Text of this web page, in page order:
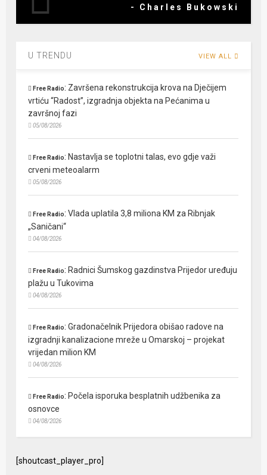
- Charles Bukowski
U TRENDU VIEW ALL
Free Radio: Završena rekonstrukcija krova na Dječijem
vrtiću “Radost”, izgradnja objekta na Pećanima u
završnoj fazi
05/08/2026
Free Radio: Nastavlja se toplotni talas, evo gdje važi
crveni meteoalarm
05/08/2026
Free Radio:Vlada uplatila 3,8 miliona KM za Ribnjak
„Saničani“
04/08/2026
Free Radio: Radnici Šumskog gazdinstva Prijedor uređuju
plažu u Tukovima
04/08/2026
Free Radio:Gradonačelnik Prijedora obišao radove na
izgradnji kanalizacione mreže u Omarskoj – projekat
vrijedan milion KM
04/08/2026
Free Radio: Počela isporuka besplatnih udžbenika za
osnovce
04/08/2026
[shoutcast_player_pro]